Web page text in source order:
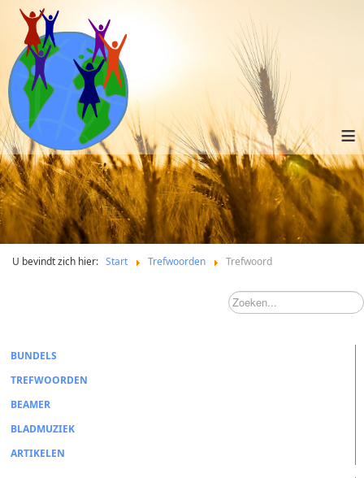
≡
U bevindt zich hier: Start Trefwoorden Trefwoord
BUNDELS
TREFWOORDEN
BEAMER
BLADMUZIEK
ARTIKELEN